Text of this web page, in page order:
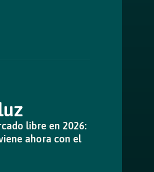
libre en 2026:
ahora con el